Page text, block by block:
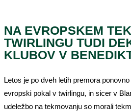
NA EVROPSKEM
TWIRLINGU TUDI
KLUBOV V
Letos je po dveh letih premora
evropski pokal v twirlingu, in sicer v
udeležbo na tekmovanju so morali